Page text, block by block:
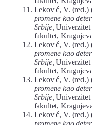
Leković, V. (red.)
promene kao
Srbije, Univerzitet
fakultet,
Leković, V. (red.)
promene kao
Srbije, Univerzitet
fakultet,
Leković, V. (red.)
promene kao
Srbije, Univerzitet
fakultet,
Leković, V. (red.)